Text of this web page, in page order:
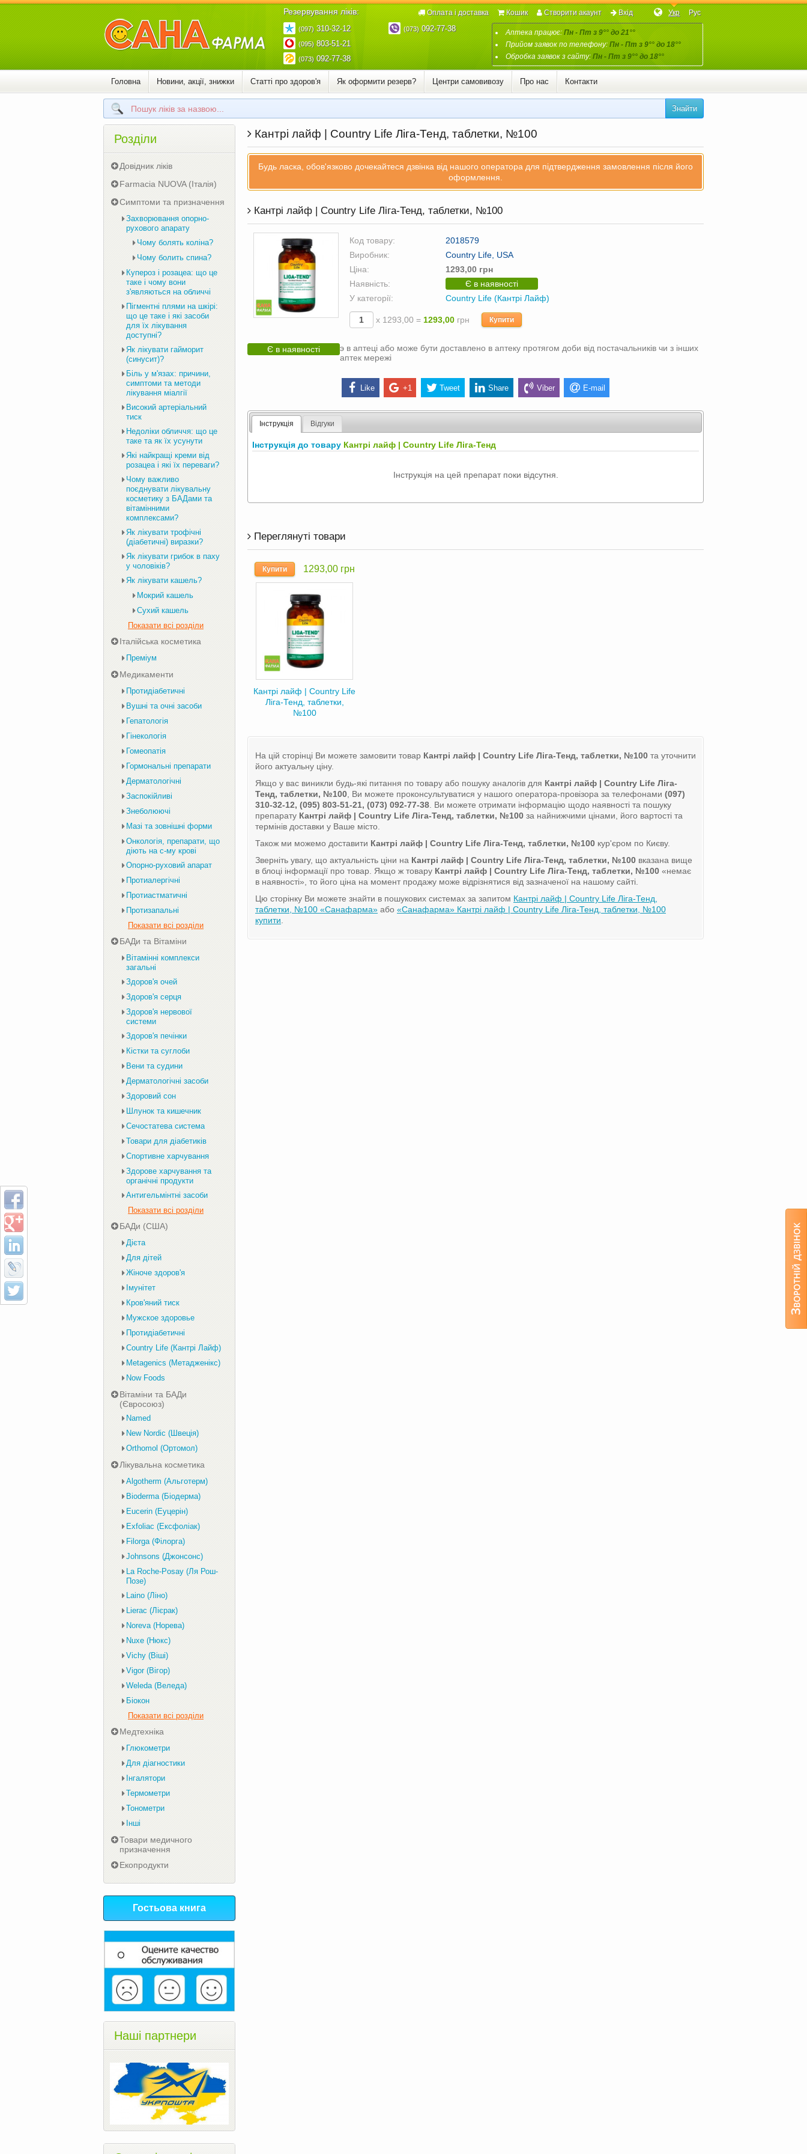
Резервування ліків:
(097)310-32-12
(095)803-51-21
(073)092-77-38
(073)092-77-38 Аптека працює:Пн - Пт з 9°° до 21°°
Прийом заявок по телефону:Пн - Пт з 9°° до 18°°
Обробка заявок з сайту:Пн - Пт з 9°° до 18°°
Укр Рус
Оплата і доставка Кошик Створити акаунт Вхід
Головна Новини, акції, знижки Статті про здоров'я Як оформити резерв? Центри самовивозу Про нас Контакти
Знайти
Кантрі лайф | Country Life Ліга-Тенд, таблетки, №100
Будь ласка, обов'язково дочекайтеся дзвінка від нашого оператора для підтвердження замовлення після його
оформлення.
Кантрі лайф | Country Life Ліга-Тенд, таблетки, №100
Код товару:
2018579
Виробник:
Country Life, USA
Ціна:
1293,00 грн
Наявність:
Є в наявності
У категорії:
Country Life (Кантрі Лайф)
х 1293,00 = 1293,00 грн Купити
Є в наявності
э в аптеці або може бути доставлено в аптеку протягом доби від постачальників чи з інших
аптек мережі
Like +1 Tweet Share Viber E-mail
Інструкція Відгуки
Інструкція до товару Кантрі лайф | Country Life Ліга-Тенд
Інструкція на цей препарат поки відсутня.
Переглянуті товари
Купити 1293,00 грн
Кантрі лайф | Country Life
Ліга-Тенд, таблетки,
№100
На цій сторінці Ви можете замовити товар Кантрі лайф | Country Life Ліга-Тенд, таблетки, №100 та уточнити
його актуальну ціну.
Якщо у вас виникли будь-які питання по товару або пошуку аналогів для Кантрі лайф | Country Life Ліга-
Тенд, таблетки, №100 , Ви можете проконсультуватися у нашого оператора-провізора за телефонами (097)
310-32-12, (095) 803-51-21, (073) 092-77-38 . Ви можете отримати інформацію щодо наявності та пошуку
препарату Кантрі лайф | Country Life Ліга-Тенд, таблетки, №100 за найнижчими цінами, його вартості та
термінів доставки у Ваше місто.
Також ми можемо доставити Кантрі лайф | Country Life Ліга-Тенд, таблетки, №100 кур'єром по Києву.
Зверніть увагу, що актуальність ціни на Кантрі лайф | Country Life Ліга-Тенд, таблетки, №100 вказана вище
в блоці інформації про товар. Якщо ж товару Кантрі лайф | Country Life Ліга-Тенд, таблетки, №100 «немає
в наявності», то його ціна на момент продажу може відрізнятися від зазначеної на нашому сайті.
Цю сторінку Ви можете знайти в пошукових системах за запитом Кантрі лайф | Country Life Ліга-Тенд,
таблетки, №100 «Санафарма» або «Санафарма» Кантрі лайф | Country Life Ліга-Тенд, таблетки, №100
купити
Розділи
Довідник ліків
Farmacia NUOVA (Італія)
Симптоми та призначення
Захворювання опорно-
рухового апарату
Чому болять коліна?
Чому болить спина?
Купероз і розацеа: що це
таке і чому вони
з'являються на обличчі
Пігментні плями на шкірі:
що це таке і які засоби
для їх лікування
доступні?
Як лікувати гайморит
(синусит)?
Біль у м'язах: причини,
симптоми та методи
лікування міалгії
Високий артеріальний
тиск
Недоліки обличчя: що це
таке та як їх усунути
Які найкращі креми від
розацеа і які їх переваги?
Чому важливо
поєднувати лікувальну
косметику з БАДами та
вітамінними
комплексами?
Як лікувати трофічні
(діабетичні) виразки?
Як лікувати грибок в паху
у чоловіків?
Як лікувати кашель?
Мокрий кашель
Сухий кашель
Показати всі розділи
Італійська косметика
Преміум
Медикаменти
Протидіабетичні
Вушні та очні засоби
Гепатологія
Гінекологія
Гомеопатія
Гормональні препарати
Дерматологічні
Заспокійливі
Знеболюючі
Мазі та зовнішні форми
Онкологія, препарати, що
діють на с-му крові
Опорно-руховий апарат
Протиалергічні
Протиастматичні
Протизапальні
Показати всі розділи
БАДи та Вітаміни
Вітамінні комплекси
загальні
Здоров'я очей
Здоров'я серця
Здоров'я нервової
системи
Здоров'я печінки
Кістки та суглоби
Вени та судини
Дерматологічні засоби
Здоровий сон
Шлунок та кишечник
Сечостатева система
Товари для діабетиків
Спортивне харчування
Здорове харчування та
органічні продукти
Антигельмінтні засоби
Показати всі розділи
БАДи (США)
Дієта
Для дітей
Жіноче здоров'я
Імунітет
Кров'яний тиск
Мужское здоровье
Протидіабетичні
Country Life (Кантрі Лайф)
Metagenics (Метадженікс)
Now Foods
Вітаміни та БАДи
(Євросоюз)
Named
New Nordic (Швеція)
Orthomol (Ортомол)
Лікувальна косметика
Algotherm (Альготерм)
Bioderma (Біодерма)
Eucerin (Еуцерін)
Exfoliac (Ексфоліак)
Filorga (Філорга)
Johnsons (Джонсонс)
La Roche-Posay (Ля Рош-
Позе)
Laino (Ліно)
Lierac (Лієрак)
Noreva (Норева)
Nuxe (Нюкс)
Vichy (Віші)
Vigor (Вігор)
Weleda (Веледа)
Біокон
Показати всі розділи
Медтехніка
Глюкометри
Для діагностики
Інгалятори
Термометри
Тонометри
Інші
Товари медичного
призначення
Екопродукти
Гостьова книга
Наші партнери